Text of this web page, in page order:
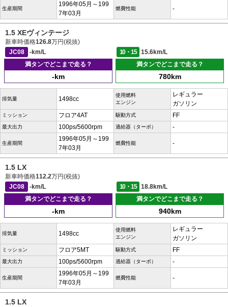
生産期間
1996年05月～199
7年03月
燃費性能 -
1.5 XEヴィンテージ
新車時価格126.8万円(税抜)
JC08
-km/L 10・15
15.6km/L
満タンでどこまで走る？
-km
満タンでどこまで走る？
780km
排気量 1498cc
使用燃料
エンジン
レギュラー
ガソリン
ミッション フロア4AT 駆動方式 FF
最大出力 100ps/5600rpm 過給器（ターボ） -
生産期間
1996年05月～199
7年03月
燃費性能 -
1.5 LX
新車時価格112.2万円(税抜)
JC08
-km/L 10・15
18.8km/L
満タンでどこまで走る？
-km
満タンでどこまで走る？
940km
排気量 1498cc
使用燃料
エンジン
レギュラー
ガソリン
ミッション フロア5MT 駆動方式 FF
最大出力 100ps/5600rpm 過給器（ターボ） -
生産期間
1996年05月～199
7年03月
燃費性能 -
1.5 LX